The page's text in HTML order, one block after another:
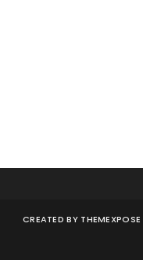
CREATED BY THEMEXPOSE